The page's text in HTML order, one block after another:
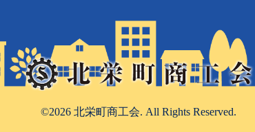
©2026 北栄町商工会. All Rights Reserved.